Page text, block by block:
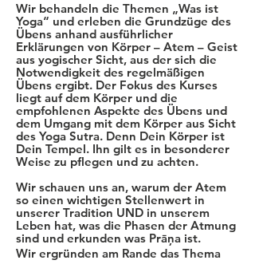
Wir behandeln die Themen „Was ist
Yoga“ und erleben die Grundzüge des
Übens anhand ausführlicher
Erklärungen von Körper – Atem – Geist
aus yogischer Sicht, aus der sich die
Notwendigkeit des regelmäßigen
Übens ergibt. Der Fokus des Kurses
liegt auf dem Körper und die
empfohlenen Aspekte des Übens und
dem Umgang mit dem Körper aus Sicht
des Yoga Sutra. Denn Dein Körper ist
Dein Tempel. Ihn gilt es in besonderer
Weise zu pflegen und zu achten.
Wir schauen uns an, warum der Atem
so einen wichtigen Stellenwert in
unserer Tradition UND in unserem
Leben hat, was die Phasen der Atmung
sind und erkunden was Prāņa ist.
Wir ergründen am Rande das Thema